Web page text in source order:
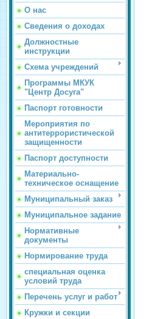
О нас
Сведения о доходах
Должностные
инструкции
Схема учреждений
Программы МКУК
"Центр Досуга"
Паспорт готовности
Мероприятия по
антитеррористической
защищенности
Паспорт доступности
Материально-
техническое оснащение
Муниципальный заказ
Муниципальное задание
Нормативные
документы
Нормирование труда
специальная оценка
условий труда
Перечень услуг и работ
Кружки и секции